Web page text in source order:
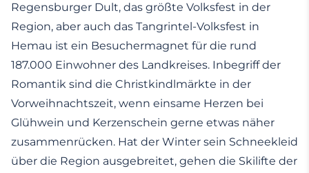
Regensburger Dult, das größte Volksfest in der
Region, aber auch das Tangrintel-Volksfest in
Hemau ist ein Besuchermagnet für die rund
187.000 Einwohner des Landkreises. Inbegriff der
Romantik sind die Christkindlmärkte in der
Vorweihnachtszeit, wenn einsame Herzen bei
Glühwein und Kerzenschein gerne etwas näher
zusammenrücken. Hat der Winter sein Schneekleid
über die Region ausgebreitet, gehen die Skilifte der